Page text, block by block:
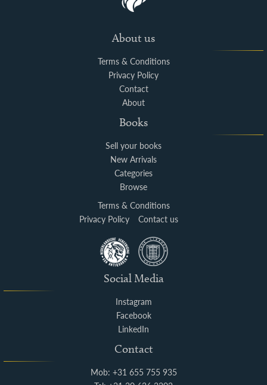
About us
Terms & Conditions
Privacy Policy
Contact
About
Books
Sell your books
New Arrivals
Categories
Browse
Terms & Conditions
Privacy Policy
Contact us
Social Media
Instagram
Facebook
LinkedIn
Contact
Mob: +31 655 755 935